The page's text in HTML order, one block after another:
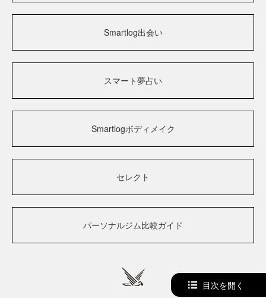
Smartlog出会い
スマート夢占い
Smartlogボディメイク
セレクト
パーソナルジム比較ガイド
目次を開く